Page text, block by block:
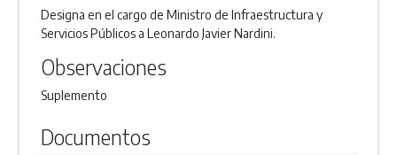
Designa en el cargo de Ministro de Infraestructura y
Servicios Públicos a Leonardo Javier Nardini.
Observaciones
Suplemento
Documentos